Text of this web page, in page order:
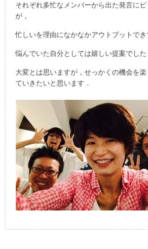
それぞれ多忙なメンバーから出た発言に
が，
忙しいを理由になかなかアウトプットで
悩んでいた自分としては嬉しい提案でした
大変とは思いますが，せっかくの機会を
ていきたいと思います．